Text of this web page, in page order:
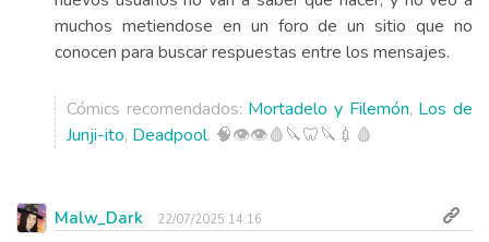
muchos metiendose en un foro de un sitio que no
conocen para buscar respuestas entre los mensajes.
Cómics recomendados: Mortadelo y Filemón, Los de
Junji-ito, Deadpool. 🧠👁️👁️🩸🔪🦷🔪💉🩸
Malw_Dark 22/07/2025 14:16